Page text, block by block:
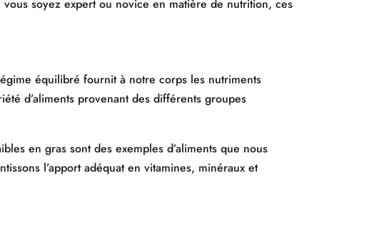
soyez expert ou novice en matière de nutrition, ces
équilibré fournit à notre corps les nutriments
d’aliments provenant des différents groupes
en gras sont des exemples d’aliments que nous
l’apport adéquat en vitamines, minéraux et